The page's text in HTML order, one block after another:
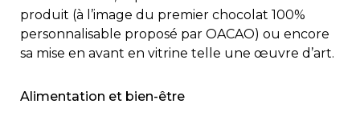
produit (à l’image du premier chocolat 100%
personnalisable proposé par OACAO) ou encore
sa mise en avant en vitrine telle une œuvre d’art.
Alimentation et bien-être